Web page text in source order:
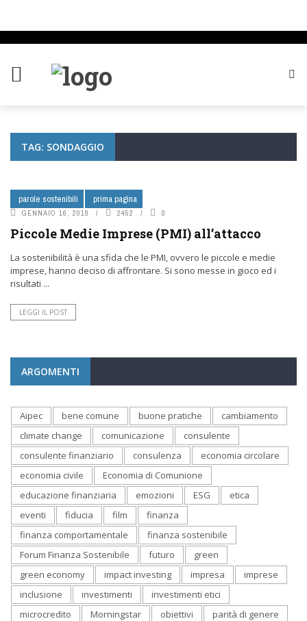
TAG: SONDAGGIO
parole sostenibili prima pagina
GENNAIO 16, 2018 2452 0
Piccole Medie Imprese (PMI) all’attacco
La sostenibilità è una sfida che le PMI, ovvero le piccole e medie
imprese, hanno deciso di affrontare. Si sono messe in gioco ed i
risultati ...
LEGGI IL POST
ARGOMENTI
Aipec bene comune buone pratiche
cambiamento
climate change
comunicazione
consulente
consulente finanziario
consulenza
economia circolare
economia civile
Economia di Comunione
educazione finanziaria
emozioni ESG
etica
eventi
fiducia film
finanza
finanza comportamentale
finanza sostenibile
Forum Finanza Sostenibile
futuro
green
green economy
impact investing impresa
imprese
inclusione
investimenti
investimenti etici
microcredito
Morningstar obiettivi
parità di genere